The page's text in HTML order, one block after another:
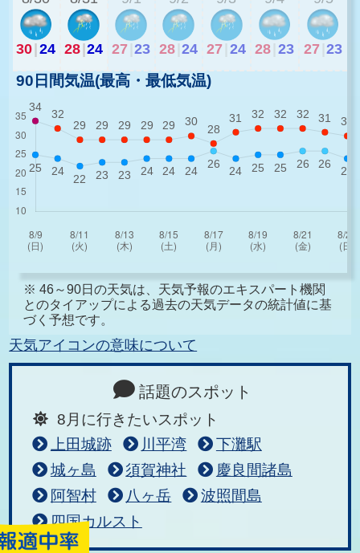
30 24 28 24 27 23 28 24 27 24 28 23 27 23
90日間気温(最高・最低気温)
※ 46～90日の天気は、天気予報のエキスパート機関
とのタイアップによる過去の天気データの統計値に基
づく予想です。
天気アイコンの意味について
話題のスポット
8月に行きたいスポット
上田城跡
川平湾
下灘駅
城ヶ島
須賀神社
慶良間諸島
阿智村
八ヶ岳
波照間島
四国カルスト